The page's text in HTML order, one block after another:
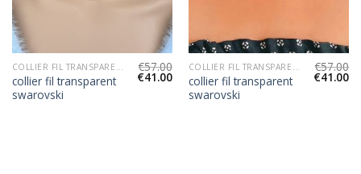
collier fil transparent
swarovski
€57.00
€41.00
collier fil transparent
swarovski
€57.00
€41.00